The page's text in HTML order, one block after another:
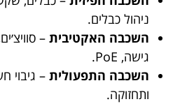
ניהול כבלים.
השכבה האקטיבית –
גישה, PoE.
השכבה התפעולית – גיבוי
ותחזוקה.